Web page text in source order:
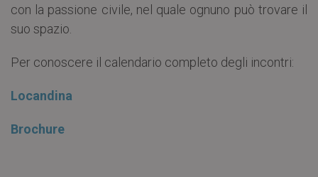
con la passione civile, nel quale ognuno può trovare il
suo spazio.
Per conoscere il calendario completo degli incontri:
Locandina
Brochure